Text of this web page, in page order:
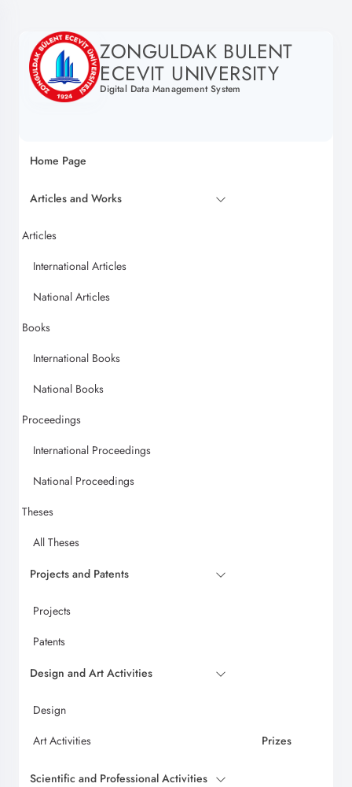
ZONGULDAK BULENT
ECEVIT UNIVERSITY
Digital Data Management System
Home Page
Articles and Works
Articles
International Articles
National Articles
Books
International Books
National Books
Proceedings
International Proceedings
National Proceedings
Theses
All Theses
Projects and Patents
Projects
Patents
Design and Art Activities
Design
Art Activities
Prizes
Scientific and Professional Activities